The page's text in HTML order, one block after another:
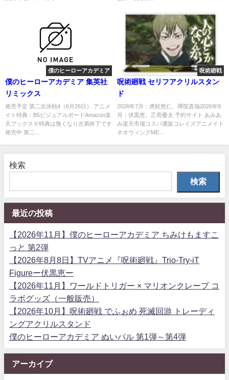
僕のヒーローアカデミア
僕のヒーローアカデミア 集英社
リミックス
発売予定 第二次決戦4（6月26日） アニメ
イト特典：B5ビジュアルボードAmazon楽
天ブックス※特典は無くなり次第終了です
発売中 第二...
呪術廻戦
呪術廻戦 セリフアクリルスタン
ド
2026年7月：虎杖悠仁、禪院直哉2026年9
月：伏黒恵、乙骨憂太 予約サイト あみあ
み楽天市場コスパ通販コレイズアニメイト
ネオウィングME...
検索
検索
最近の投稿
【2026年11月】僕のヒーローアカデミア ちみけもますこ
っと 第2弾
【2026年8月8日】TVアニメ『呪術廻戦』Trio-Try-iT
Figureー伏黒恵ー
【2026年11月】ワールドトリガー × マリオンクレープ コ
ラボグッズ（一般販売）
【2026年10月】呪術廻戦 でふぉめ 死滅回游 トレーディ
ングアクリルスタンド
僕のヒーローアカデミア ぬいパル 第1弾～第4弾
アーカイブ